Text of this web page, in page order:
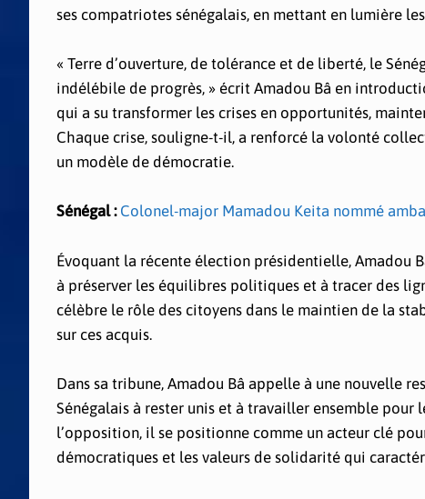
ses compatriotes sénégalais, en mettant en lumière
« Terre d’ouverture, de tolérance et de liberté, le
indélébile de progrès, » écrit Amadou Bâ en
qui a su transformer les crises en opportunités,
Chaque crise, souligne-t-il, a renforcé la volonté
un modèle de démocratie.
Sénégal : Colonel-major Mamadou Keita nommé
Évoquant la récente élection présidentielle, Amadou
à préserver les équilibres politiques et à tracer des
célèbre le rôle des citoyens dans le maintien de la
sur ces acquis.
Dans sa tribune, Amadou Bâ appelle à une nouvelle
Sénégalais à rester unis et à travailler ensemble
l’opposition, il se positionne comme un acteur clé
démocratiques et les valeurs de solidarité qui